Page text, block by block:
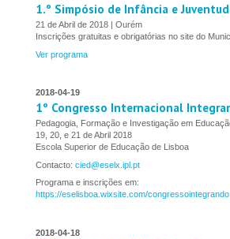
1.º Simpósio de Infância e
21 de Abril de 2018 | Ourém
Inscrições gratuitas e obrigatórias no site do
Ver programa
2018-04-19
1º Congresso Internacional
Pedagogia, Formação e Investigação em
19, 20, e 21 de Abril 2018
Escola Superior de Educação de Lisboa
Contacto: cied@eselx.ipl.pt
Programa e inscrições em:
https://eselisboa.wixsite.com/congressointegrando
2018-04-18